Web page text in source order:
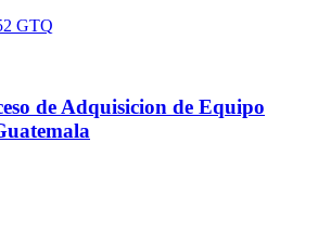
GTQ
de Adquisicion de Equipo